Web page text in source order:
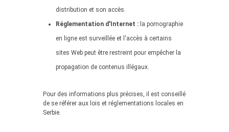
distribution et son accès.
Réglementation d'Internet : la pornographie
en ligne est surveillée et l'accès à certains
sites Web peut être restreint pour empêcher la
propagation de contenus illégaux.
Pour des informations plus précises, il est conseillé
de se référer aux lois et réglementations locales en
Serbie.